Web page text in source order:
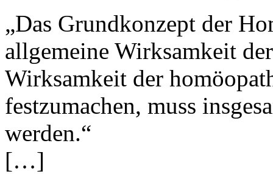
„Das Grundkonzept der
allgemeine Wirksamkeit
Wirksamkeit der
festzumachen, muss
werden.“
[…]